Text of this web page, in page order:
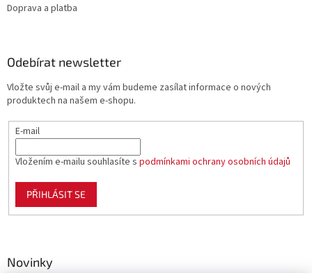
Doprava a platba
Odebírat newsletter
Vložte svůj e-mail a my vám budeme zasílat informace o nových
produktech na našem e-shopu.
E-mail
Vložením e-mailu souhlasíte s podmínkami ochrany osobních údajů
PŘIHLÁSIT SE
Novinky